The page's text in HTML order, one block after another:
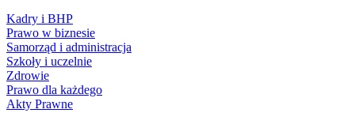
Kadry i BHP
Prawo w biznesie
Samorząd i administracja
Szkoły i uczelnie
Zdrowie
Prawo dla każdego
Akty Prawne